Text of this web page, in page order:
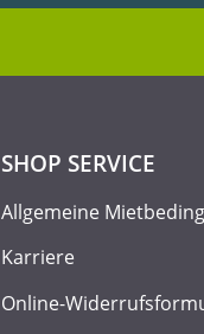
SHOP SERVICE
Allgemeine
Karriere
Online-